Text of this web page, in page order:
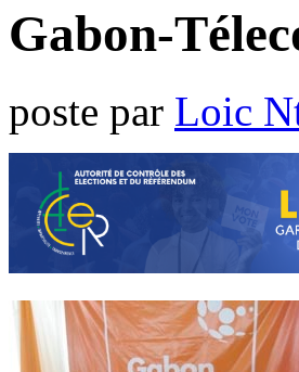
Gabon-
poste par Loic